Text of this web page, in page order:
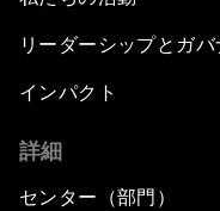
リーダーシップとガバ
インパクト
詳細
センター（部門）